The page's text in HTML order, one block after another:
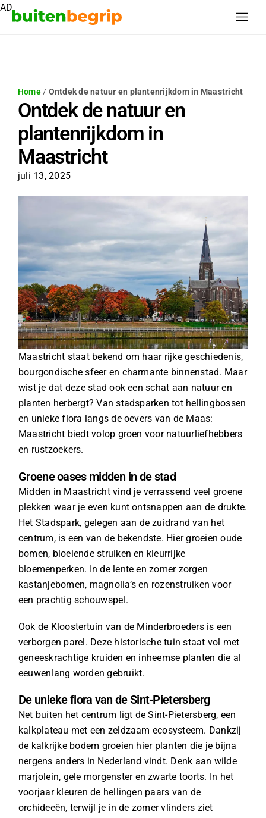
Home/ Ontdek de natuur en plantenrijkdom in Maastricht
Ontdek de natuur en
plantenrijkdom in
Maastricht
juli 13, 2025
Maastricht staat bekend om haar rijke geschiedenis,
bourgondische sfeer en charmante binnenstad. Maar
wist je dat deze stad ook een schat aan natuur en
planten herbergt? Van stadsparken tot hellingbossen
en unieke flora langs de oevers van de Maas:
Maastricht biedt volop groen voor natuurliefhebbers
en rustzoekers.
Groene oases midden in de stad
Midden in Maastricht vind je verrassend veel groene
plekken waar je even kunt ontsnappen aan de drukte.
Het Stadspark, gelegen aan de zuidrand van het
centrum, is een van de bekendste. Hier groeien oude
bomen, bloeiende struiken en kleurrijke
bloemenperken. In de lente en zomer zorgen
kastanjebomen, magnolia’s en rozenstruiken voor
een prachtig schouwspel.
Ook de Kloostertuin van de Minderbroedersis een
verborgen parel. Deze historische tuin staat vol met
geneeskrachtige kruiden en inheemse planten die al
eeuwenlang worden gebruikt.
De unieke flora van de Sint-Pietersberg
Net buiten het centrum ligt deSint-Pietersberg, een
kalkplateau met een zeldzaam ecosysteem. Dankzij
de kalkrijke bodem groeien hier planten die je bijna
nergens anders in Nederland vindt. Denk aan wilde
marjolein, gele morgensterenzwarte toorts. In het
voorjaar kleuren de hellingen paars van de
orchideeën, terwijl je in de zomer vlinders ziet
AD